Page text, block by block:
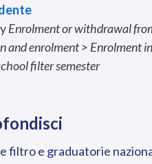
Enrolment or withdrawal
and enrolment > Enrolment
filter semester
filtro e graduatorie